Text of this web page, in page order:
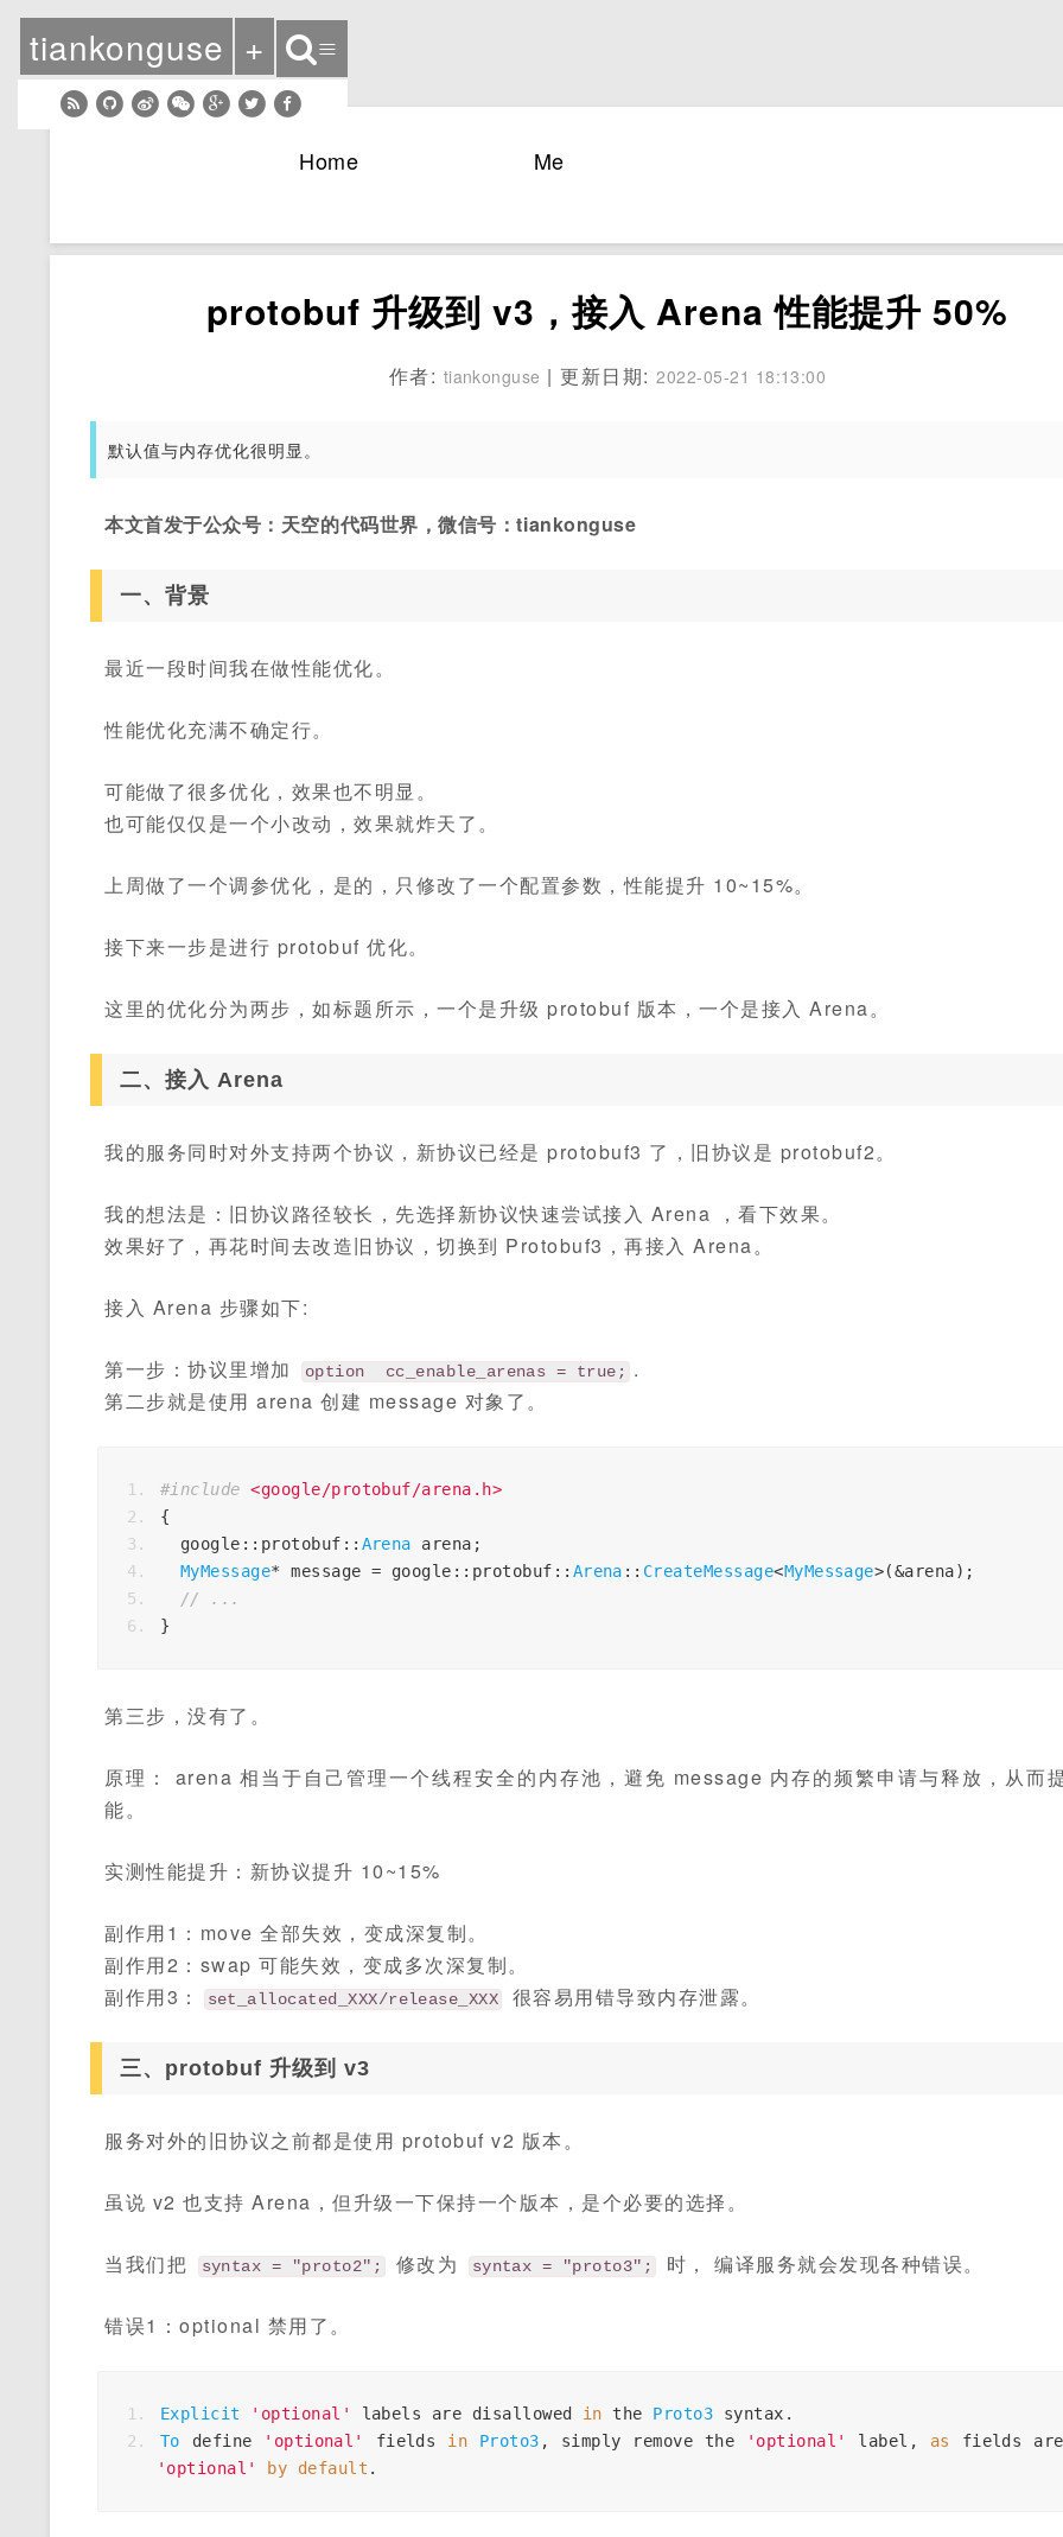
Home Me
protobuf 升级到 v3，接入 Arena 性能提升 50%
作者: tiankonguse | 更新日期:2022-05-21 18:13:00
默认值与内存优化很明显。
本文首发于公众号：天空的代码世界，微信号：tiankonguse
一、背景
最近一段时间我在做性能优化。
性能优化充满不确定行。
可能做了很多优化，效果也不明显。
也可能仅仅是一个小改动，效果就炸天了。
上周做了一个调参优化，是的，只修改了一个配置参数，性能提升 10~15%。
接下来一步是进行 protobuf 优化。
这里的优化分为两步，如标题所示，一个是升级 protobuf 版本，一个是接入 Arena。
二、接入 Arena
我的服务同时对外支持两个协议，新协议已经是 protobuf3 了，旧协议是 protobuf2。
我的想法是：旧协议路径较长，先选择新协议快速尝试接入 Arena ，看下效果。
效果好了，再花时间去改造旧协议，切换到 Protobuf3，再接入 Arena。
接入 Arena 步骤如下:
第一步：协议里增加 option  cc_enable_arenas = true;
.
第二步就是使用 arena 创建 message 对象了。
#include <google/protobuf/arena.h>
{
  google
:: protobuf :: Arena arena ;
MyMessage* message = google :: protobuf :: Arena :: CreateMessage<MyMessage>(&arena);
// ...
}
第三步，没有了。
原理： arena 相当于自己管理一个线程安全的内存池，避免 message 内存的频繁申请与释放，从而
能。
实测性能提升：新协议提升 10~15%
副作用1：move 全部失效，变成深复制。
副作用2：swap 可能失效，变成多次深复制。
副作用3：
set_allocated_XXX/release_XXX 很容易用错导致内存泄露。
三、protobuf 升级到 v3
服务对外的旧协议之前都是使用 protobuf v2 版本。
虽说 v2 也支持 Arena，但升级一下保持一个版本，是个必要的选择。
当我们把 syntax = "proto2"; 修改为 syntax = "proto3"; 时， 编译服务就会发现各种错误。
错误1：optional 禁用了。
Explicit 'optional' labels are disallowed in the Proto3 syntax .
To define 'optional' fields in Proto3 , simply remove the 'optional' label ,
as
'optional'
by default .
tiankonguse + ≡